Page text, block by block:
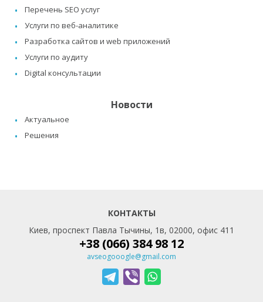
Перечень SEO услуг
Услуги по веб-аналитике
Разработка сайтов и web приложений
Услуги по аудиту
Digital консультации
Новости
Актуальное
Решения
КОНТАКТЫ
Киев, проспект Павла Тычины, 1в, 02000, офис 411
+38 (066) 384 98 12
avseogooogle@gmail.com